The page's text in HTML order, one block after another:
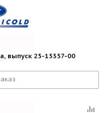
выпуск 25-15357-00